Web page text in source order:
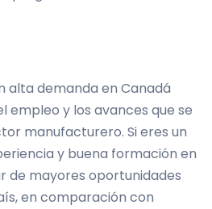
alta demanda en Canadá
empleo y los avances que se
manufacturero. Si eres un
y buena formación en
de mayores oportunidades
en comparación con